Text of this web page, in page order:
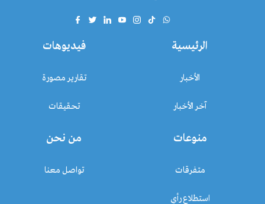
الرئيسية
الأخبار
آخر الأخبار
فيديوهات
تقارير مصورة
تحقيقات
منوعات
متفرقات
استطلاع رأي
من نحن
تواصل معنا